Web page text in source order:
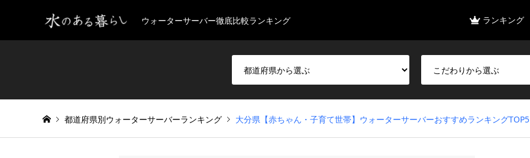
ウォーターサーバー徹底比較ランキング ランキング
都道府県別ウォーターサーバーランキング 大分県【赤ちゃん・子育て世帯】ウォーターサーバーおすすめランキングTOP5